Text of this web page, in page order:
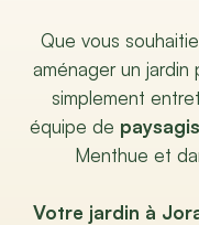
Que vous
aménager un
simplement
équipe de
Menthue et
Votre jardin à